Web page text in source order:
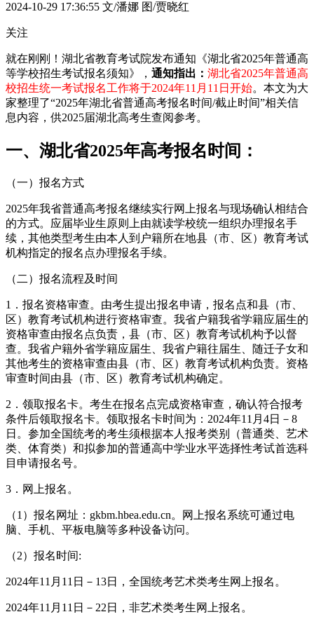
2024-10-29 17:36:55 文/潘娜 图/贾晓红
关注
就在刚刚！湖北省教育考试院发布通知《湖北省2025年普通高
等学校招生考试报名须知》， 通知指出： 湖北省2025年普通高
校招生统一考试报名工作将于2024年11月11日开始。本文为大
家整理了“2025年湖北省普通高考报名时间/截止时间”相关信
息内容，供2025届湖北高考生查阅参考。
一、湖北省2025年高考报名时间：
（一）报名方式
2025年我省普通高考报名继续实行网上报名与现场确认相结合
的方式。应届毕业生原则上由就读学校统一组织办理报名手
续，其他类型考生由本人到户籍所在地县（市、区）教育考试
机构指定的报名点办理报名手续。
（二）报名流程及时间
1．报名资格审查。由考生提出报名申请，报名点和县（市、
区）教育考试机构进行资格审查。我省户籍我省学籍应届生的
资格审查由报名点负责，县（市、区）教育考试机构予以督
查。我省户籍外省学籍应届生、我省户籍往届生、随迁子女和
其他考生的资格审查由县（市、区）教育考试机构负责。资格
审查时间由县（市、区）教育考试机构确定。
2．领取报名卡。考生在报名点完成资格审查，确认符合报考
条件后领取报名卡。领取报名卡时间为：2024年11月4日－8
日。参加全国统考的考生须根据本人报考类别（普通类、艺术
类、体育类）和拟参加的普通高中学业水平选择性考试首选科
目申请报名号。
3．网上报名。
（1）报名网址：gkbm.hbea.edu.cn。网上报名系统可通过电
脑、手机、平板电脑等多种设备访问。
（2）报名时间:
2024年11月11日－13日，全国统考艺术类考生网上报名。
2024年11月11日－22日，非艺术类考生网上报名。